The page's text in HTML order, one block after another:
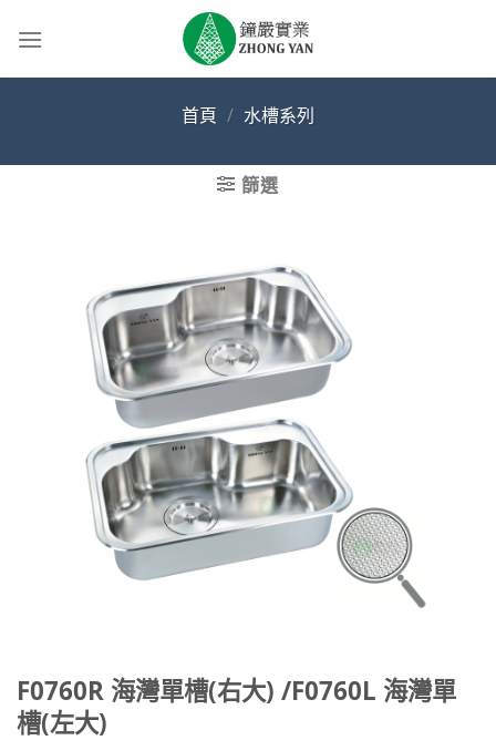
首頁 / 水槽系列
篩選
F0760R 海灣單槽(右大) /F0760L 海灣單
槽(左大)